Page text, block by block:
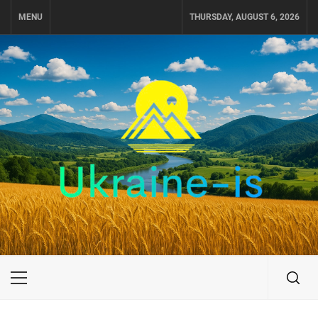
MENU THURSDAY, AUGUST 6, 2026
UKRAINE-IS
ПОДОРОЖI ПО УКРАЇНІ
Primary